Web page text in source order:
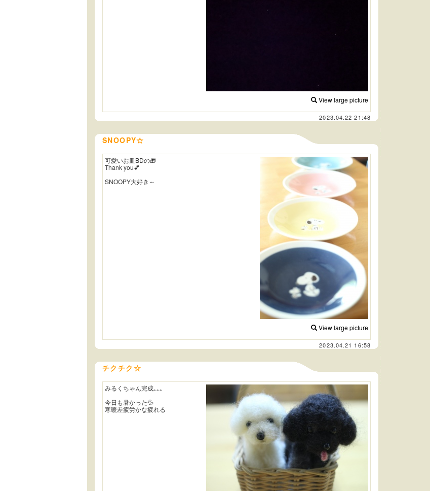
View large picture
2023.04.22 21:48
SNOOPY☆
View large picture
可愛いお皿BDの🎁
Thank you💕
SNOOPY大好き～
2023.04.21 16:58
チクチク☆
みるくちゃん完成｡｡｡
今日も暑かった💦
寒暖差疲労かな疲れる